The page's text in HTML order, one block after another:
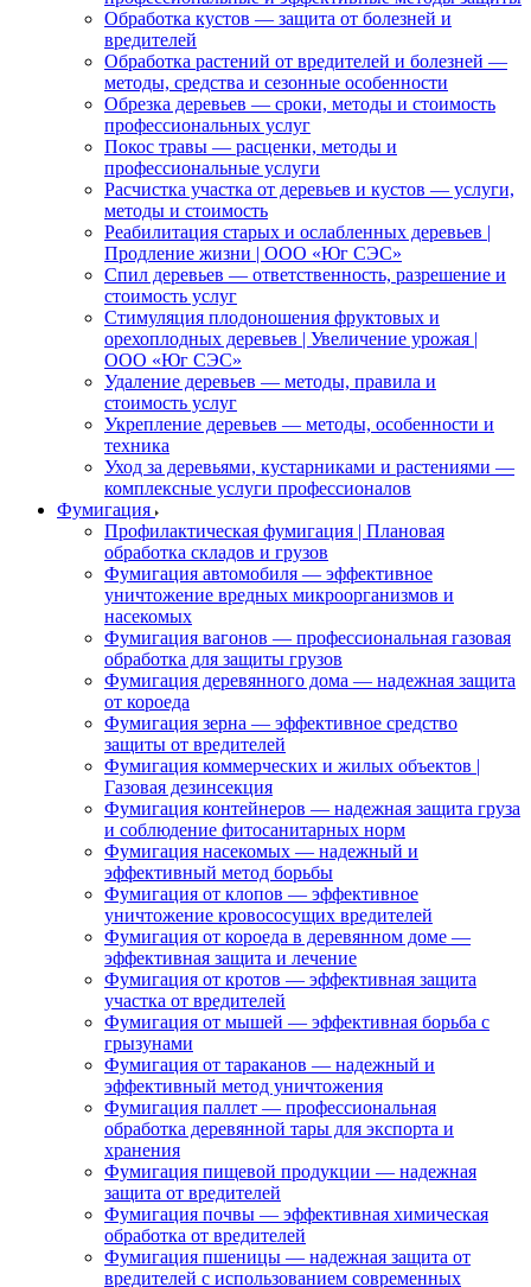
Обработка кустов — защита от болезней и
вредителей
Обработка растений от вредителей и болезней —
методы, средства и сезонные особенности
Обрезка деревьев — сроки, методы и стоимость
профессиональных услуг
Покос травы — расценки, методы и
профессиональные услуги
Расчистка участка от деревьев и кустов — услуги,
методы и стоимость
Реабилитация старых и ослабленных деревьев |
Продление жизни | ООО «Юг СЭС»
Спил деревьев — ответственность, разрешение и
стоимость услуг
Стимуляция плодоношения фруктовых и
орехоплодных деревьев | Увеличение урожая |
ООО «Юг СЭС»
Удаление деревьев — методы, правила и
стоимость услуг
Укрепление деревьев — методы, особенности и
техника
Уход за деревьями, кустарниками и растениями —
комплексные услуги профессионалов
Фумигация
Профилактическая фумигация | Плановая
обработка складов и грузов
Фумигация автомобиля — эффективное
уничтожение вредных микроорганизмов и
насекомых
Фумигация вагонов — профессиональная газовая
обработка для защиты грузов
Фумигация деревянного дома — надежная защита
от короеда
Фумигация зерна — эффективное средство
защиты от вредителей
Фумигация коммерческих и жилых объектов |
Газовая дезинсекция
Фумигация контейнеров — надежная защита груза
и соблюдение фитосанитарных норм
Фумигация насекомых — надежный и
эффективный метод борьбы
Фумигация от клопов — эффективное
уничтожение кровососущих вредителей
Фумигация от короеда в деревянном доме —
эффективная защита и лечение
Фумигация от кротов — эффективная защита
участка от вредителей
Фумигация от мышей — эффективная борьба с
грызунами
Фумигация от тараканов — надежный и
эффективный метод уничтожения
Фумигация паллет — профессиональная
обработка деревянной тары для экспорта и
хранения
Фумигация пищевой продукции — надежная
защита от вредителей
Фумигация почвы — эффективная химическая
обработка от вредителей
Фумигация пшеницы — надежная защита от
вредителей с использованием современных